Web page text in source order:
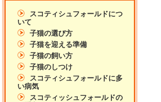
スコティシュフォールドにつ
いて
子猫の選び方
子猫を迎える準備
子猫の飼い方
子猫のしつけ
スコティシュフォールドに多
い病気
スコティッシュフォールドの